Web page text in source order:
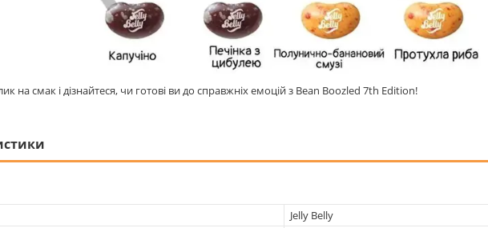
на смак і дізнайтеся, чи готові ви до справжніх емоцій з Bean Boozled 7th Edition!
Jelly Belly